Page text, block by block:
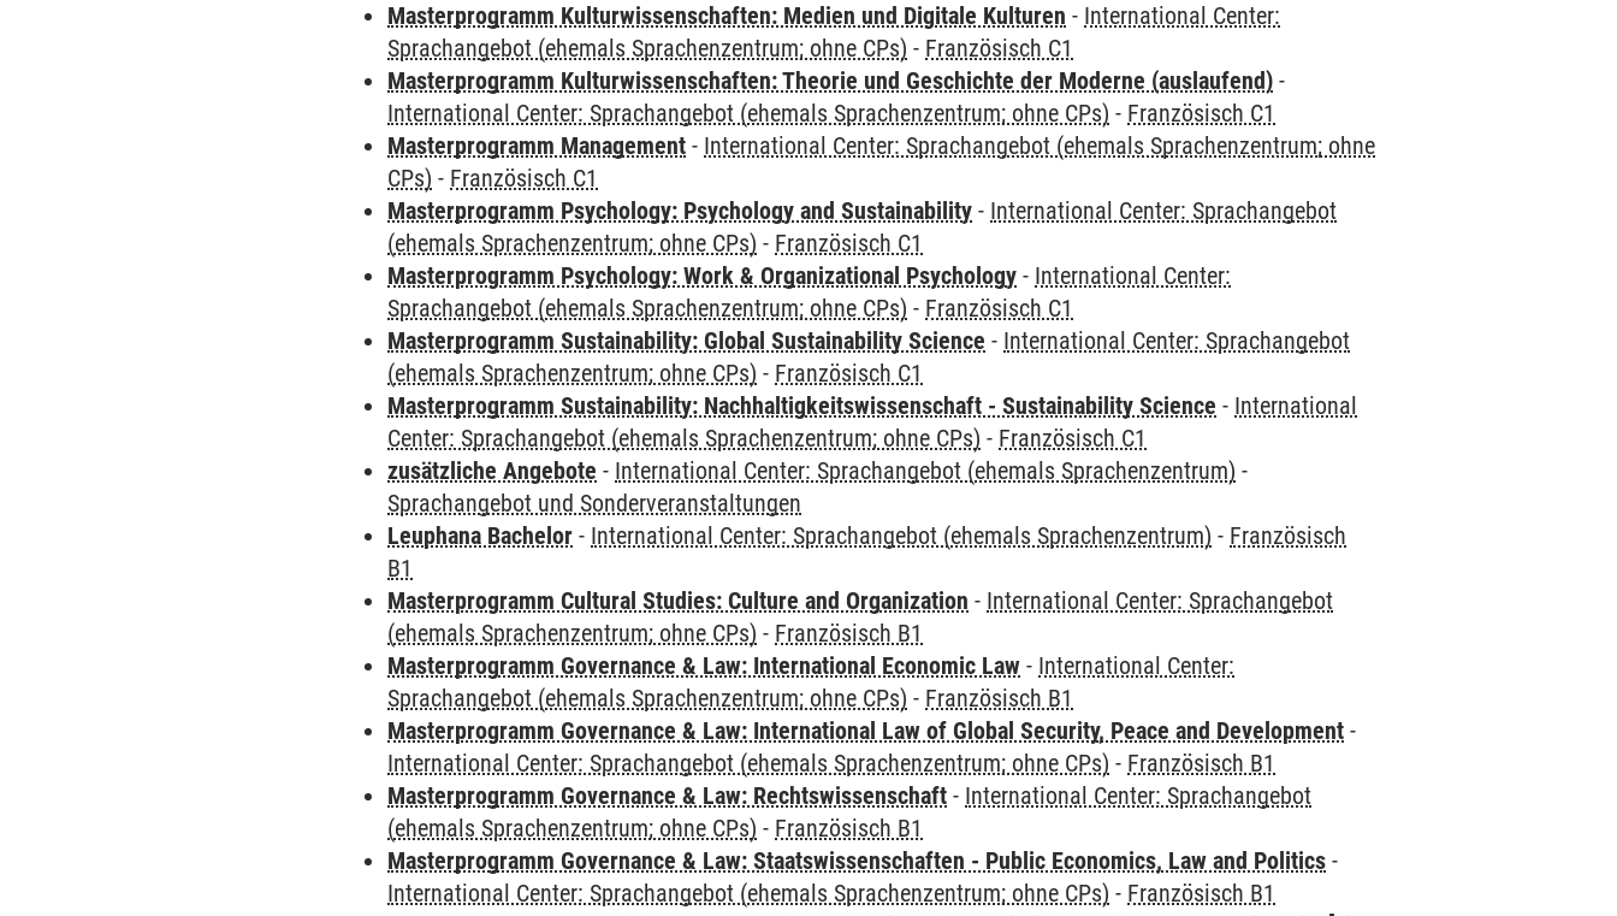
Masterprogramm Kulturwissenschaften: Medien und Digitale Kulturen - International Center:
Sprachangebot (ehemals Sprachenzentrum; ohne CPs) - Französisch C1
Masterprogramm Kulturwissenschaften: Theorie und Geschichte der Moderne (auslaufend) -
International Center: Sprachangebot (ehemals Sprachenzentrum; ohne CPs) - Französisch C1
Masterprogramm Management - International Center: Sprachangebot (ehemals Sprachenzentrum; ohne
CPs) - Französisch C1
Masterprogramm Psychology: Psychology and Sustainability - International Center: Sprachangebot
(ehemals Sprachenzentrum; ohne CPs) - Französisch C1
Masterprogramm Psychology: Work & Organizational Psychology - International Center:
Sprachangebot (ehemals Sprachenzentrum; ohne CPs) - Französisch C1
Masterprogramm Sustainability: Global Sustainability Science - International Center: Sprachangebot
(ehemals Sprachenzentrum; ohne CPs) - Französisch C1
Masterprogramm Sustainability: Nachhaltigkeitswissenschaft - Sustainability Science - International
Center: Sprachangebot (ehemals Sprachenzentrum; ohne CPs) - Französisch C1
zusätzliche Angebote - International Center: Sprachangebot (ehemals Sprachenzentrum) -
Sprachangebot und Sonderveranstaltungen
Leuphana Bachelor - International Center: Sprachangebot (ehemals Sprachenzentrum) - Französisch
B1
Masterprogramm Cultural Studies: Culture and Organization - International Center: Sprachangebot
(ehemals Sprachenzentrum; ohne CPs) - Französisch B1
Masterprogramm Governance & Law: International Economic Law - International Center:
Sprachangebot (ehemals Sprachenzentrum; ohne CPs) - Französisch B1
Masterprogramm Governance & Law: International Law of Global Security, Peace and Development -
International Center: Sprachangebot (ehemals Sprachenzentrum; ohne CPs) - Französisch B1
Masterprogramm Governance & Law: Rechtswissenschaft - International Center: Sprachangebot
(ehemals Sprachenzentrum; ohne CPs) - Französisch B1
Masterprogramm Governance & Law: Staatswissenschaften - Public Economics, Law and Politics -
International Center: Sprachangebot (ehemals Sprachenzentrum; ohne CPs) - Französisch B1